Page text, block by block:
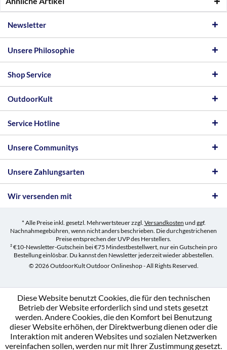
Newsletter
Unsere Philosophie
Shop Service
OutdoorKult
Service Hotline
Unsere Communitys
Unsere Zahlungsarten
Wir versenden mit
* Alle Preise inkl. gesetzl. Mehrwertsteuer zzgl. Versandkosten und ggf.
Nachnahmegebühren, wenn nicht anders beschrieben. Die durchgestrichenen
Preise entsprechen der UVP des Herstellers.
² €10-Newsletter-Gutschein bei €75 Mindestbestellwert, nur ein Gutschein pro
Bestellung einlösbar. Du kannst den Newsletter jederzeit wieder abbestellen.
© 2026 OutdoorKult Outdoor Onlineshop - All Rights Reserved.
Diese Website benutzt Cookies, die für den technischen
Betrieb der Website erforderlich sind und stets gesetzt
werden. Andere Cookies, die den Komfort bei Benutzung
dieser Website erhöhen, der Direktwerbung dienen oder die
Interaktion mit anderen Websites und sozialen Netzwerken
vereinfachen sollen, werden nur mit Ihrer Zustimmung gesetzt.